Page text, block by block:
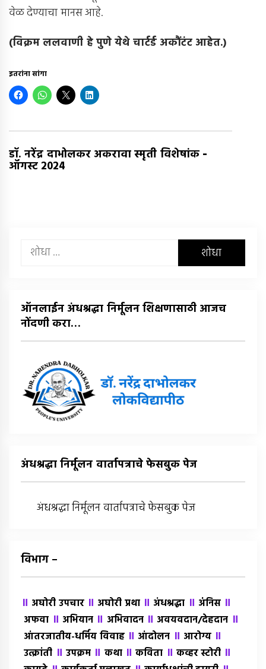
वेळ देण्याचा मानस आहे.
(विक्रम ललवाणी हे पुणे येथे चार्टर्ड अकौंटंट आहेत.)
इतरांना सांगा
डॉ. नरेंद्र दाभोलकर अकरावा स्मृती विशेषांक -
ऑगस्ट 2024
यांचा
ऑनलाईन अंधश्रद्धा निर्मूलन शिक्षणासाठी आजच
नोंदणी करा…
अंधश्रद्धा निर्मूलन वार्तापत्राचे फेसबुक पेज
अंधश्रद्धा निर्मूलन वार्तापत्राचे फेसबुक पेज
विभाग –
॥ अघोरी उपचार ॥ अघोरी प्रथा ॥ अंधश्रद्धा ॥ अंंनिस ॥
अफवा ॥ अभियान ॥ अभिवादन ॥ अवयवदान/देहदान ॥
आंतरजातीय-धर्मिय विवाह ॥ आंदोलन ॥ आरोग्य ॥
उत्क्रांती ॥ उपक्रम ॥ कथा ॥कविता ॥ कव्हर स्टोरी ॥